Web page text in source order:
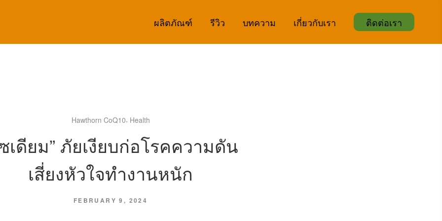
ผลิตภัณฑ์ รีวิว บทความ เกี่ยวกับเรา ติดต่อเรา
Hawthorn CoQ10, Health
เดียม” ภัยเงียบก่อโรคความดัน
เสี่ยงหัวใจทำงานหนัก
FEBRUARY 9, 2024